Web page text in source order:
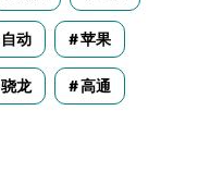
自动 苹果
骁龙 高通